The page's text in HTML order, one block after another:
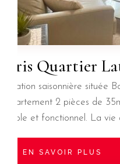
Paris Quartier
Location saisonnière située
appartement 2 pièces de
Simple et fonctionnel. La
EN SAVOIR PLUS